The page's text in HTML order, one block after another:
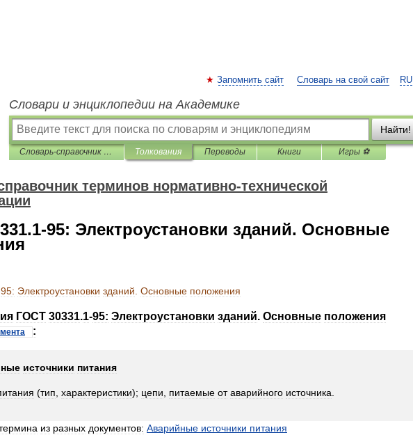
RU
Запомнить сайт Словарь на свой сайт
Словари и энциклопедии на Академике
Найти!
Словарь-справочник терминов нормативно-технической документации Толкования Переводы Книги Игры ⚽
терминов нормативно-технической
95: Электроустановки зданий. Основные
95: Электроустановки зданий Основные положения
ГОСТ 30331.1-95: Электроустановки зданий. Основные положения
:
источники питания
(тип характеристики); цепи питаемые от аварийного источника
из разных документов: Аварийные источники питания